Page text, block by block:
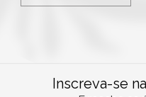
Inscreva-se